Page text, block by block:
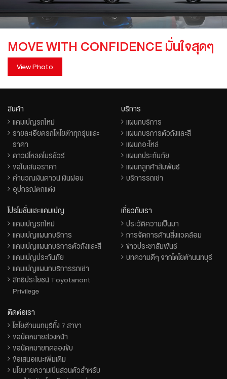
MOVE WITH CONFIDENCE มั่นใจสุดๆ
View Photo
สินค้า
แคมเปญรถใหม่
รายละเอียดรถโตโยต้าทุกรุ่นและ
ราคา
ดาวน์โหลดโบรชัวร์
ขอใบเสนอราคา
คำนวณเงินดาวน์ เงินผ่อน
อุปกรณ์ตกแต่ง
บริการ
แผนกบริการ
แผนกบริการตัวถังและสี
แผนกอะไหล่
แผนกประกันภัย
แผนกลูกค้าสัมพันธ์
บริการรถเช่า
โปรโมชั่นและแคมเปญ
แคมเปญรถใหม่
แคมเปญแผนกบริการ
แคมเปญแผนกบริการตัวถังและสี
แคมเปญประกันภัย
แคมเปญแผนกบริการรถเช่า
สิทธิประโยชน์ Toyotanont
Privilege
เกี่ยวกับเรา
ประวัติความเป็นมา
การจัดการด้านสิ่งแวดล้อม
ข่าวประชาสัมพันธ์
บทความดีๆ จากโตโยต้านนทบุรี
ติดต่อเรา
โตโยต้านนทบุรีทั้ง 7 สาขา
ขอนัดหมายล่วงหน้า
ขอนัดหมายทดลองขับ
ข้อเสนอแนะเพิ่มเติม
นโยบายความเป็นส่วนตัวสำหรับ